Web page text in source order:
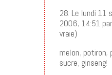
28. Le lundi 11
2006, 14:51
vraie)
melon, potiron,
sucre, ginseng!